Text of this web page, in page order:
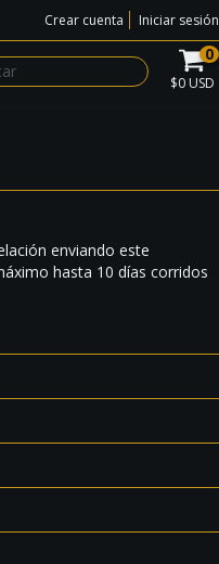
Crear cuenta Iniciar sesión
0
$0 USD
enviando este
hasta 10 días corridos